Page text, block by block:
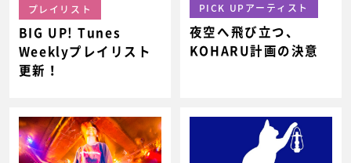
プレイリスト
BIG UP! Tunes
Weeklyプレイリスト
更新！
PICK UPアーティスト
夜空へ飛び立つ、
KOHARU計画の決意